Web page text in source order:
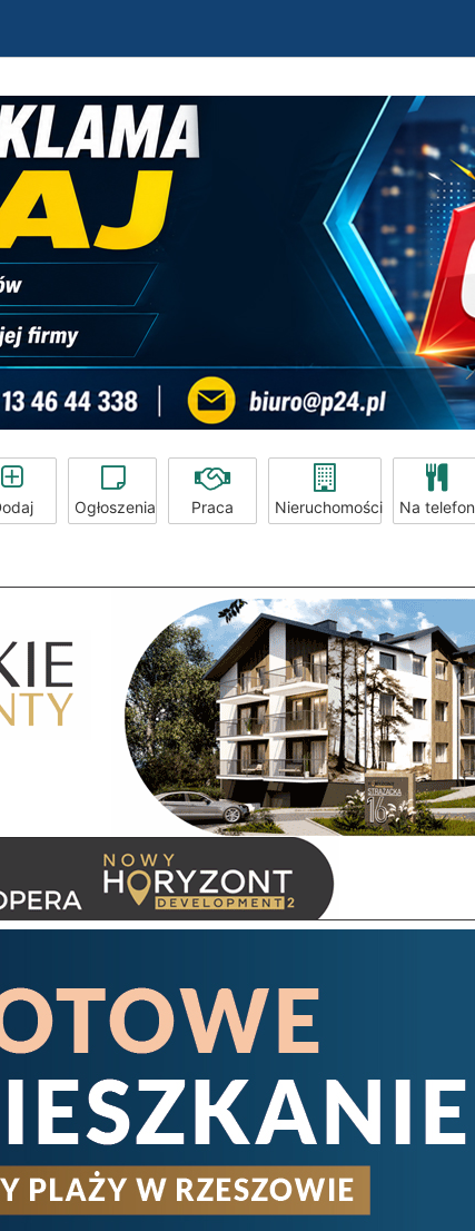
Ogłoszenia Praca Nieruchomości Na telefon